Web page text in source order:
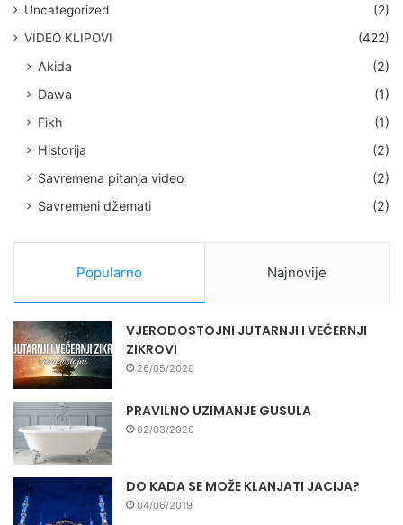
Uncategorized
(2)
VIDEO KLIPOVI
(422)
Akida
(2)
Dawa
(1)
Fikh
(1)
Historija
(2)
Savremena pitanja video
(2)
Savremeni džemati
(2)
Popularno Najnovije
VJERODOSTOJNI JUTARNJI I VEČERNJI
ZIKROVI
26/05/2020
PRAVILNO UZIMANJE GUSULA
02/03/2020
DO KADA SE MOŽE KLANJATI JACIJA?
04/06/2019